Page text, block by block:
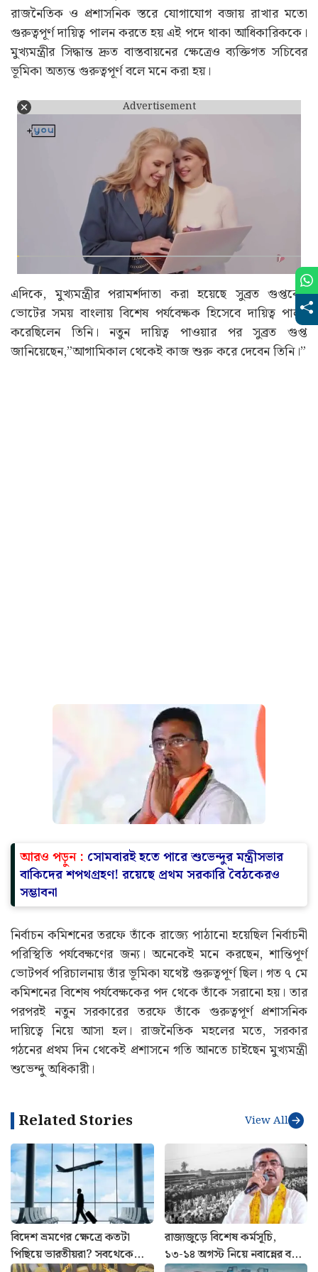
রাজনৈতিক ও প্রশাসনিক স্তরে যোগাযোগ বজায় রাখার মতো
গুরুত্বপূর্ণ দায়িত্ব পালন করতে হয় এই পদে থাকা আধিকারিককে।
মুখ্যমন্ত্রীর সিদ্ধান্ত দ্রুত বাস্তবায়নের ক্ষেত্রেও ব্যক্তিগত সচিবের
ভূমিকা অত্যন্ত গুরুত্বপূর্ণ বলে মনে করা হয়।
Advertisement
এদিকে, মুখ্যমন্ত্রীর পরামর্শদাতা করা হয়েছে সুব্রত গুপ্তকে।
ভোটের সময় বাংলায় বিশেষ পর্যবেক্ষক হিসেবে দায়িত্ব পালন
করেছিলেন তিনি। নতুন দায়িত্ব পাওয়ার পর সুব্রত গুপ্ত
জানিয়েছেন,”আগামিকাল থেকেই কাজ শুরু করে দেবেন তিনি।”
আরও পড়ুন : সোমবারই হতে পারে শুভেন্দুর মন্ত্রীসভার
বাকিদের শপথগ্রহণ! রয়েছে প্রথম সরকারি বৈঠকেরও
সম্ভাবনা
নির্বাচন কমিশনের তরফে তাঁকে রাজ্যে পাঠানো হয়েছিল নির্বাচনী
পরিস্থিতি পর্যবেক্ষণের জন্য। অনেকেই মনে করছেন, শান্তিপূর্ণ
ভোটপর্ব পরিচালনায় তাঁর ভূমিকা যথেষ্ট গুরুত্বপূর্ণ ছিল। গত ৭ মে
কমিশনের বিশেষ পর্যবেক্ষকের পদ থেকে তাঁকে সরানো হয়। তার
পরপরই নতুন সরকারের তরফে তাঁকে গুরুত্বপূর্ণ প্রশাসনিক
দায়িত্বে নিয়ে আসা হল। রাজনৈতিক মহলের মতে, সরকার
গঠনের প্রথম দিন থেকেই প্রশাসনে গতি আনতে চাইছেন মুখ্যমন্ত্রী
শুভেন্দু অধিকারী।‌
Related Stories View All
বিদেশ ভ্রমণের ক্ষেত্রে কতটা
পিছিয়ে ভারতীয়রা? সবথেকে
রাজ্যজুড়ে বিশেষ কর্মসূচি,
১৩-১৪ অগস্ট নিয়ে নবান্নের বড়